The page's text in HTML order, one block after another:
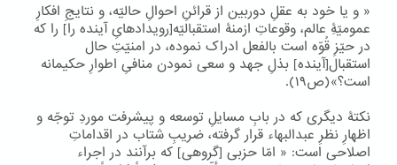
« و یا خود به عقلِ دوربین از قرائنِ احوالِ حالیّه، و نتایجِ افکارِ
عمومیّۀِ عالم، وقوعاتِ ازمنۀ استقبالیّه[رویدادهایِ آینده را] را که
در حیّزِ قُوّه است بالفعل ادراک نموده، در امنیّتِ حال
استقبال[آینده] بذلِ جهد و سعی نمودن منافیِ اطوارِ حکیمانه
است؟»(ص۱۹).
نکتۀ دیگری که در بابِ مسایلِ توسعه و پیشرفت موردِ توجّه و
اظهارِ نظرِ عبدالبهاء قرار گرفته، ضریبِ شتاب در اقداماتِ
اصلاحی است: « امّا حزبی [گروهی] که برآنند در اجراء